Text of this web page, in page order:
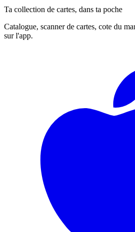
Ta collection de cartes, dans ta poche
Catalogue, scanner de cartes, cote du
sur l'app.